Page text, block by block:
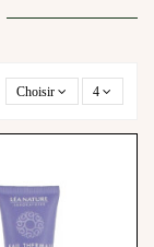
Choisir 4